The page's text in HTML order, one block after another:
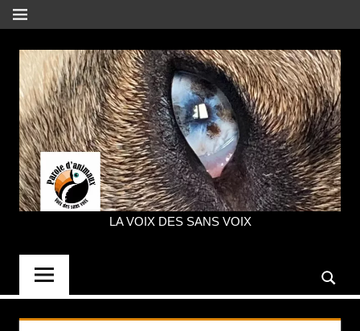
Aller
au
contenu
MENU
PAROLE
LA VOIX DES SANS VOIX